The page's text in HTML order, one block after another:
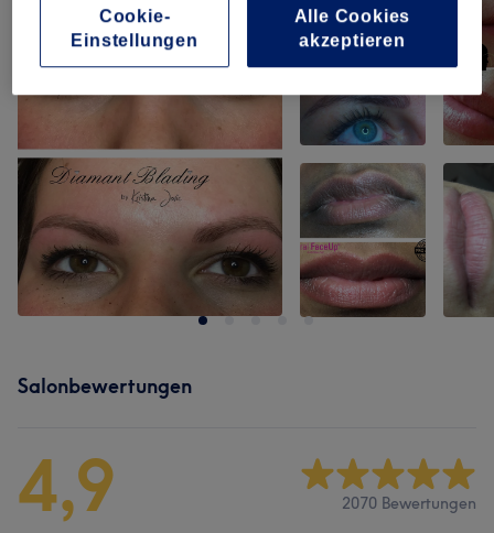
Salonbewertungen
4,9 2070 Bewertungen
Cookie-
Einstellungen
Alle Cookies
akzeptieren